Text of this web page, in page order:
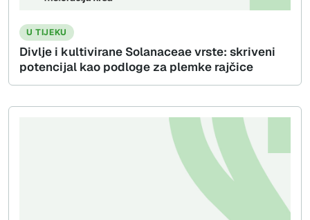
U TIJEKU
Divlje i kultivirane Solanaceae vrste: skriveni
potencijal kao podloge za plemke rajčice